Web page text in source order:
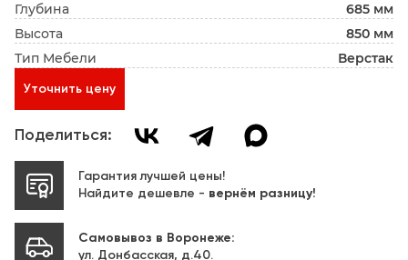
Глубина
685 мм
Высота
850 мм
Тип Мебели
Верстак
Уточнить цену
Поделиться:
Гарантия лучшей цены!
Найдите дешевле - вернём разницу!
Самовывоз в Воронеже:
ул. Донбасская, д.40.